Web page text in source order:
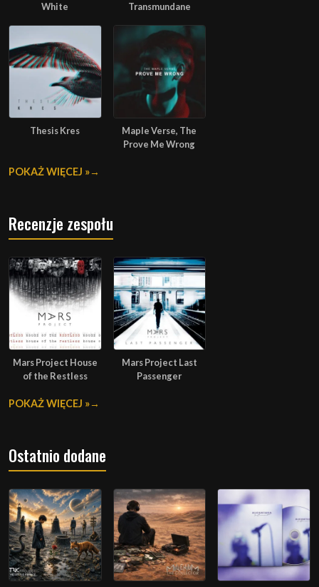
White
Transmundane
Thesis Kres
Maple Verse, The
Prove Me Wrong
POKAŻ WIĘCEJ »
Recenzje zespołu
Mars Project House
of the Restless
Mars Project Last
Passenger
POKAŻ WIĘCEJ »
Ostatnio dodane